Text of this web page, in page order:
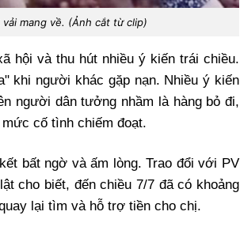
mang về. (Ảnh cắt từ clip)
hội và thu hút nhiều ý kiến trái chiều.
khi người khác gặp nạn. Nhiều ý kiến
người dân tưởng nhầm là hàng bỏ đi,
cố tình chiếm đoạt.
bất ngờ và ấm lòng. Trao đổi với PV
cho biết, đến chiều 7/7 đã có khoảng
lại tìm và hỗ trợ tiền cho chị.